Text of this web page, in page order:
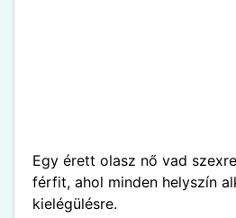
Egy érett olasz nő vad
férfit, ahol minden helyszín
kielégülésre.